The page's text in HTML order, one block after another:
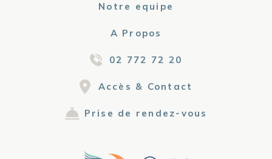
Notre equipe
A Propos
02 772 72 20
Accès & Contact
Prise de rendez-vous